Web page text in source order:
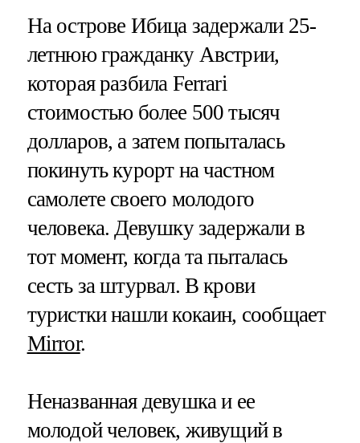
На острове Ибица задержали 25-
летнюю гражданку Австрии,
которая разбила Ferrari
стоимостью более 500 тысяч
долларов, а затем попыталась
покинуть курорт на частном
самолете своего молодого
человека. Девушку задержали в
тот момент, когда та пыталась
сесть за штурвал. В крови
туристки нашли кокаин, сообщает
Mirror.
Неназванная девушка и ее
молодой человек, живущий в